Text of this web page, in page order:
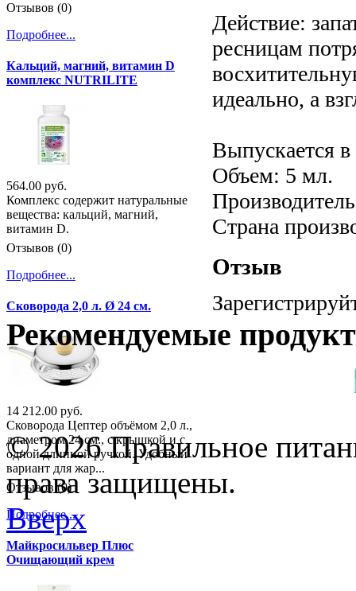
Действие:
ресницам
идеально, а
Выпускается
Объем: 5 мл.
Страна
Отзыв
Отзывов (0)
Подробнее...
Кальций, магний, витамин D
комплекс NUTRILITE
564.00 руб.
Комплекс содержит натуральные
вещества: кальций, магний,
витамин D.
Отзывов (0)
Подробнее...
Сковорода 2,0 л. Ø 24 см.
14 212.00 руб.
Сковорода Цептер объёмом 2,0 л.,
диаметром 24 см., с крышкой и с
одной длинной ручкой. Удобный
вариант для жар...
Отзывов (0)
Подробнее...
Майкросильвер Плюс
Очищающий крем
Рекомендуемые
© 2026 Правильное
права защищены.
Вверх